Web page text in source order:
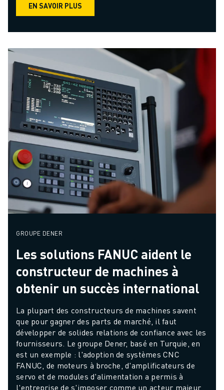
EN SAVOIR PLUS
GROUPE DENER
Les solutions FANUC aident le
constructeur de machines à
obtenir un succès international
La plupart des constructeurs de machines savent
que pour gagner des parts de marché, il faut
développer de solides relations de confiance avec les
fournisseurs. Le groupe Dener, basé en Turquie, en
est un exemple : l'adoption de systèmes CNC
FANUC, de moteurs à broche, d'amplificateurs de
servo et de modules d'alimentation a permis à
l'entreprise de s'imposer comme un acteur majeur